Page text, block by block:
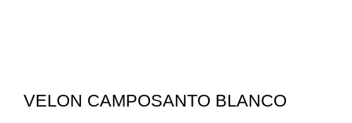
VELON CAMPOSANTO BLANCO